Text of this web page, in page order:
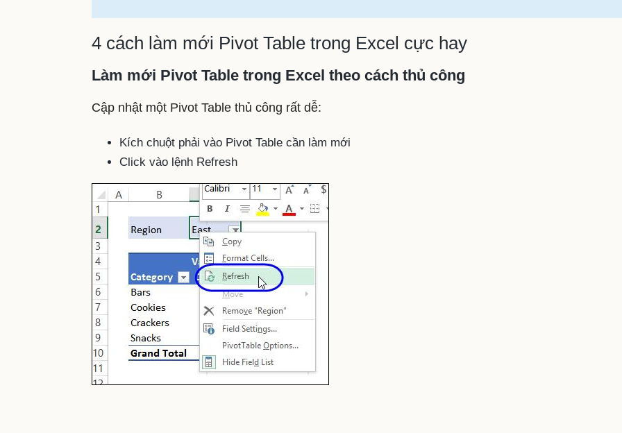
4 cách làm mới Pivot Table trong Excel cực hay
Làm mới Pivot Table trong Excel theo cách thủ công
Cập nhật một Pivot Table thủ công rất dễ:
Kích chuột phải vào Pivot Table cần làm mới
Click vào lệnh Refresh